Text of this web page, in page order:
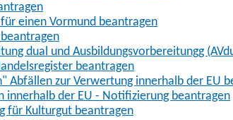
einen Vormund beantragen
dual und Ausbildungsvorbereitungg
beantragen
Abfällen zur Verwertung innerhalb der EU
innerhalb der EU - Notifizierung beantragen
für Kulturgut beantragen